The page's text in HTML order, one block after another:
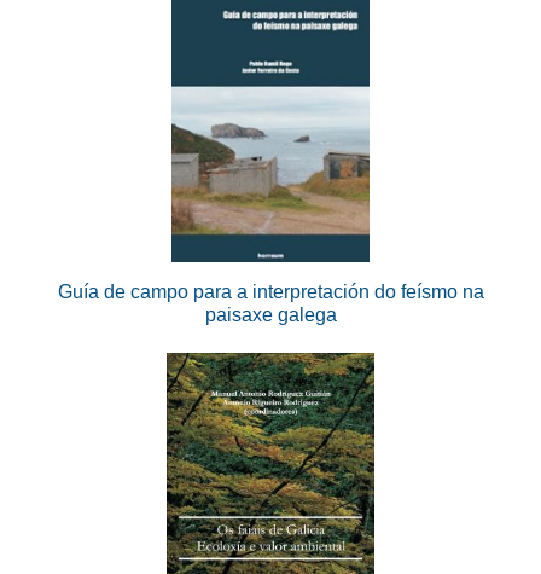
Guía de campo para a interpretación do feísmo na
paisaxe galega